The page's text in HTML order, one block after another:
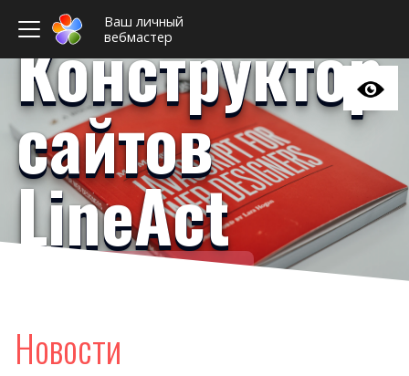
Ваш личный
вебмастер
Конструктор
сайтов
LineAct
Ваш личный вебмастер
Новости